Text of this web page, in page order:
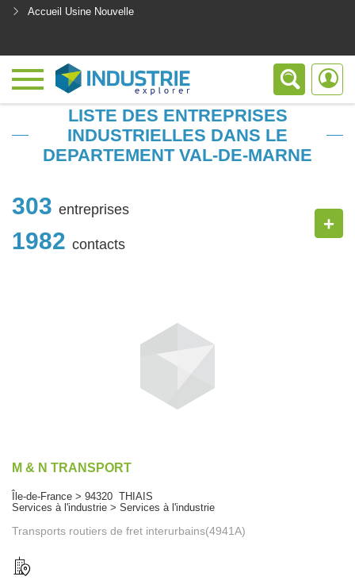
Accueil Usine Nouvelle
LISTE DES ENTREPRISES
INDUSTRIELLES DANS LE
DEPARTEMENT VAL-DE-MARNE
303 entreprises
1982 contacts
+
M & N TRANSPORT
Île-de-France > 94320 THIAIS
Services à l'industrie > Services à l'industrie
Transports routiers de fret interurbains(4941A)